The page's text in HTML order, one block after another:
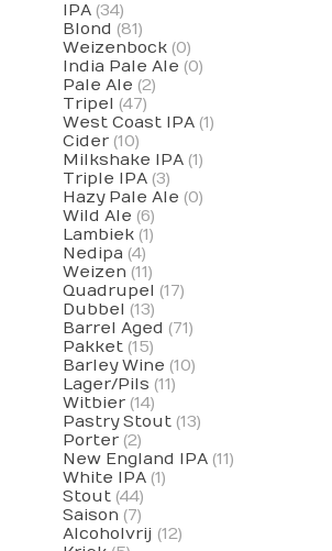
IPA (34)
Blond (81)
Weizenbock (0)
India Pale Ale (0)
Pale Ale (2)
Tripel (47)
West Coast IPA (1)
Cider (10)
Milkshake IPA (1)
Triple IPA (3)
Hazy Pale Ale (0)
Wild Ale (6)
Lambiek (1)
Nedipa (4)
Weizen (11)
Quadrupel (17)
Dubbel (13)
Barrel Aged (71)
Pakket (15)
Barley Wine (10)
Lager/Pils (11)
Witbier (14)
Pastry Stout (13)
Porter (2)
New England IPA (11)
White IPA (1)
Stout (44)
Saison (7)
Alcoholvrij (12)